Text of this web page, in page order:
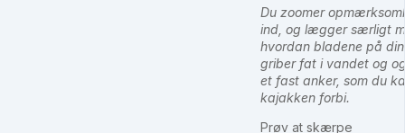
Du zoomer
ind, og lægger særligt
hvordan bladene på
griber fat i vandet og
et fast anker, som du
kajakken forbi.
Prøv at skærpe